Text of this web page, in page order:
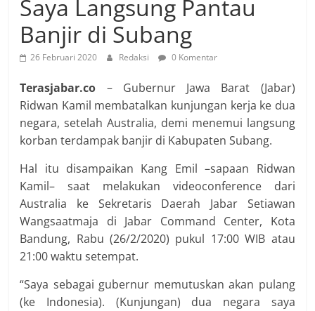
Saya Langsung Pantau
Banjir di Subang
26 Februari 2020 Redaksi 0 Komentar
Terasjabar.co – Gubernur Jawa Barat (Jabar)
Ridwan Kamil membatalkan kunjungan kerja ke dua
negara, setelah Australia, demi menemui langsung
korban terdampak banjir di Kabupaten Subang.
Hal itu disampaikan Kang Emil –sapaan Ridwan
Kamil– saat melakukan videoconference dari
Australia ke Sekretaris Daerah Jabar Setiawan
Wangsaatmaja di Jabar Command Center, Kota
Bandung, Rabu (26/2/2020) pukul 17:00 WIB atau
21:00 waktu setempat.
“Saya sebagai gubernur memutuskan akan pulang
(ke Indonesia). (Kunjungan) dua negara saya